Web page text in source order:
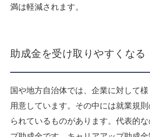
満は軽減されます。
助成金を受け取りやすくなる
国や地方自治体では、企業に対して
用意しています。その中には就業規
られているものがあります。代表的